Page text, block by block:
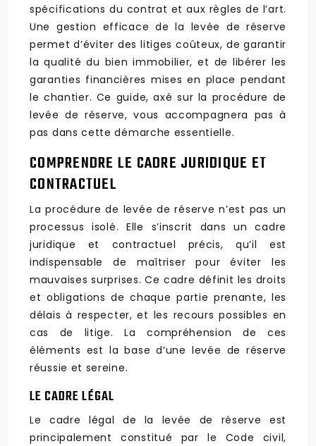
spécifications du contrat et aux règles de l’art.
Une gestion efficace de la levée de réserve
permet d’éviter des litiges coûteux, de garantir
la qualité du bien immobilier, et de libérer les
garanties financières mises en place pendant
le chantier. Ce guide, axé sur la procédure de
levée de réserve, vous accompagnera pas à
pas dans cette démarche essentielle.
COMPRENDRE LE CADRE JURIDIQUE ET
CONTRACTUEL
La procédure de levée de réserve n’est pas un
processus isolé. Elle s’inscrit dans un cadre
juridique et contractuel précis, qu’il est
indispensable de maîtriser pour éviter les
mauvaises surprises. Ce cadre définit les droits
et obligations de chaque partie prenante, les
délais à respecter, et les recours possibles en
cas de litige. La compréhension de ces
éléments est la base d’une levée de réserve
réussie et sereine.
LE CADRE LÉGAL
Le cadre légal de la levée de réserve est
principalement constitué par le Code civil,